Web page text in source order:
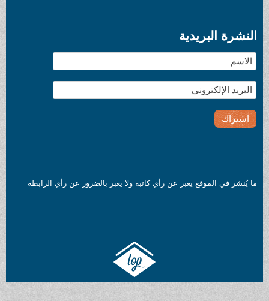
النشرة البريدية
ما يُنشر في الموقع يعبر عن رأي كاتبه ولا يعبر بالضرور عن رأي الرابطة